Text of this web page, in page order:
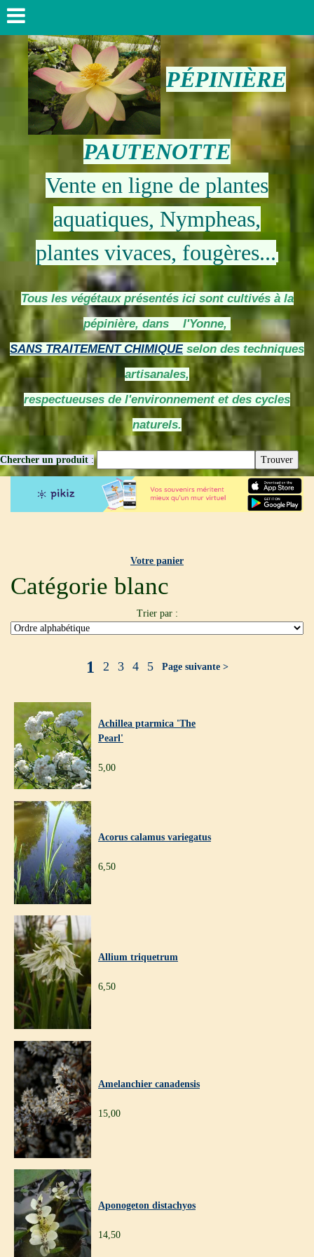
PÉPINIÈRE
PAUTENOTTE
Vente en ligne de plantes
aquatiques, Nympheas,
plantes vivaces, fougères...
Tous les végétaux présentés ici sont cultivés à la
pépinière, dans l'Yonne,
SANS TRAITEMENT CHIMIQUE selon des techniques
artisanales,
respectueuses de l'environnement et des cycles
naturels.
Chercher un produit :
Votre panier
Catégorie blanc
Trier par :
1 2 3 4 5 Page suivante >
Achillea ptarmica 'The
Pearl'
5,00
Acorus calamus variegatus
6,50
Allium triquetrum
6,50
Amelanchier canadensis
15,00
Aponogeton distachyos
14,50